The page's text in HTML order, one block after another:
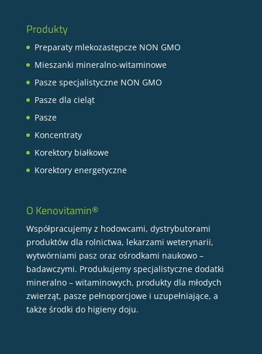
Produkty
Preparaty mlekozastępcze NON GMO
Mieszanki mineralno-witaminowe
Pasze specjalistyczne NON GMO
Pasze dla cieląt
Pasze
Koncentraty
Korektory białkowe
Korektory energetyczne
O Kenovitamin®
Współpracujemy z hodowcami, dystrybutorami
produktów dla rolnictwa, lekarzami weterynarii,
wytwórniami pasz oraz ośrodkami naukowo –
badawczymi. Produkujemy specjalistyczne dodatki
mineralno – witaminowych, produkty dla młodych
zwierząt, pasze pełnoporcjowe i uzupełniające, a
także środki do higieny doju.